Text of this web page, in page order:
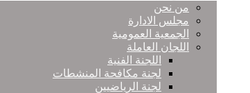
من نحن
مجلس الادارة
الجمعية العمومية
اللجان العاملة
اللجنة الفنية
لجنة مكافحة المنشطات
لجنة الرياضيين